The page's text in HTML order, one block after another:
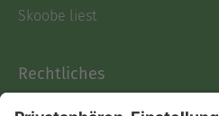
Skoobe liest
Rechtliches